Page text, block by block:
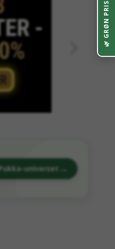
universet
🌿
GRØN PRIS